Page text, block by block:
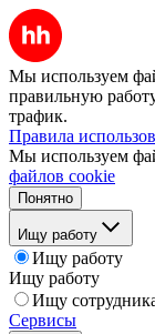
Мы используем
правильную
трафик.
Правила
Мы используем
файлов cookie
Понятно
Ищу работу
Ищу работу
Ищу работу
Ищу
Сервисы